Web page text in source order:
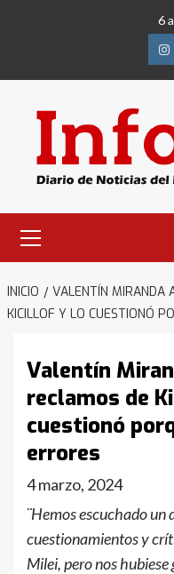
6
primario
INICIO
VALENTÍN MIRANDA
KICILLOF Y LO CUESTIONÓ
Valentín
reclamos de
cuestionó
errores
4 marzo, 2024
¨Hemos escuchado un
cuestionamientos y
Milei, pero nos